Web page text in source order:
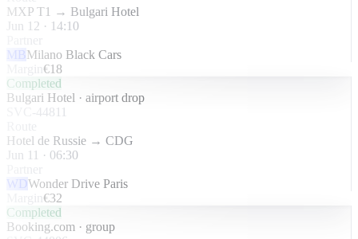
MXP T1 → Bulgari Hotel
Jun 12 · 14:10
Partner
MBMilano Black Cars
€18
Completed
Bulgari Hotel · airport drop
SVC-44811
Hotel de Russie → CDG
Jun 11 · 06:30
Partner
WDWonder Drive Paris
€32
Completed
Booking.com · group